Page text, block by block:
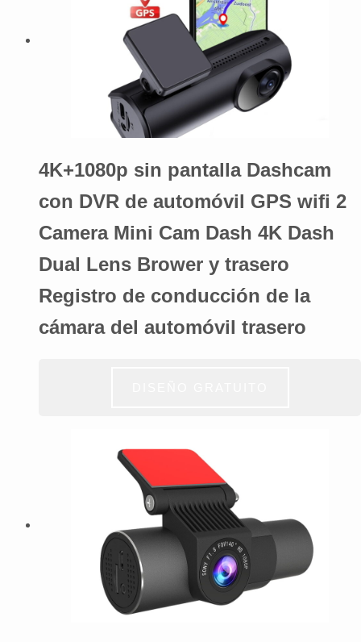
4K+1080p sin pantalla Dashcam
con DVR de automóvil GPS wifi 2
Camera Mini Cam Dash 4K Dash
Dual Lens Brower y trasero
Registro de conducción de la
cámara del automóvil trasero